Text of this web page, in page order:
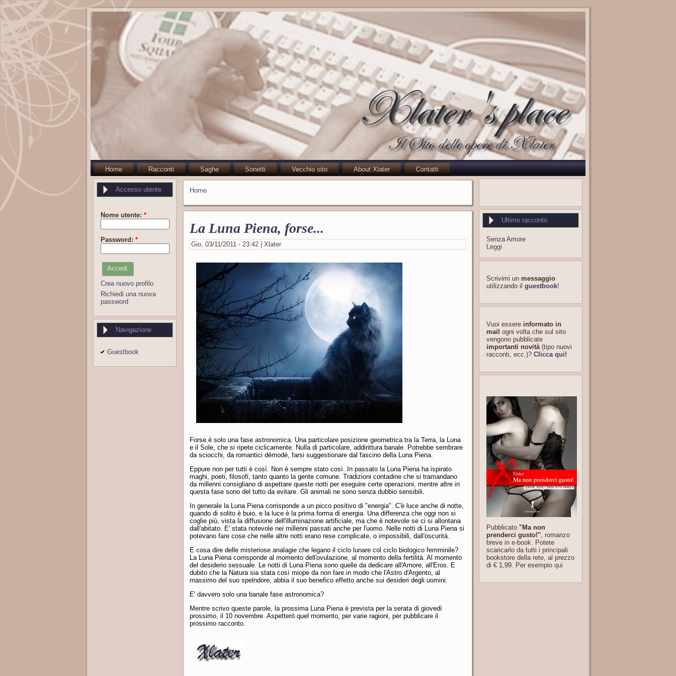
Home Racconti Saghe Sonetti Vecchio sito About Xlater Contatti
Accesso utente
Nome utente: *
Password: *
Crea nuovo profilo
Richiedi una nuova
password
Navigazione
Guestbook
Home
La Luna Piena, forse...
Gio, 03/11/2011 - 23:42 | Xlater
Forse è solo una fase astronomica. Una particolare posizione geometrica tra la Terra, la Luna
e il Sole, che si ripete ciclicamente. Nulla di particolare, addirittura banale. Potrebbe sembrare
da sciocchi, da romantici démodé, farsi suggestionare dal fascino della Luna Piena.
Eppure non per tutti è così. Non è sempre stato così. In passato la Luna Piena ha ispirato
maghi, poeti, filosofi, tanto quanto la gente comune. Tradizioni contadine che si tramandano
da millenni consigliano di aspettare queste notti per eseguire certe operazioni, mentre altre in
questa fase sono del tutto da evitare. Gli animali ne sono senza dubbio sensibili.
In generale la Luna Piena corrisponde a un picco positivo di "energia". C'è luce anche di notte,
quando di solito è buio, e la luce è la prima forma di energia. Una differenza che oggi non si
coglie più, vista la diffusione dell'illuminazione artificiale, ma che è notevole se ci si allontana
dall'abitato. E' stata notevole nei millenni passati anche per l'uomo. Nelle notti di Luna Piena si
potevano fare cose che nelle altre notti erano rese complicate, o impossibili, dall'oscurità.
E cosa dire delle misteriose analagie che legano il ciclo lunare col ciclo biologico femminile?
La Luna Piena corrisponde al momento dell'ovulazione, al momento della fertilità. Al momento
del desiderio sessuale. Le notti di Luna Piena sono quelle da dedicare all'Amore, all'Eros. E
dubito che la Natura sia stata così miope da non fare in modo che l'Astro d'Argento, al
massimo del suo spelndore, abbia il suo benefico effetto anche sui desideri degli uomini.
E' davvero solo una banale fase astronomica?
Mentre scrivo queste parole, la prossima Luna Piena è prevista per la serata di giovedì
prossimo, il 10 novembre. Aspetterò quel momento, per varie ragioni, per pubblicare il
prossimo racconto.
Ultimo racconto
Senza Amore
Leggi
Scrivimi un messaggio
utilizzando il guestbook!
Vuoi essere informato in
mail ogni volta che sul sito
vengono pubblicate
importanti novità(tipo nuovi
racconti, ecc.)? Clicca qui!
Pubblicato "Ma non
prenderci gusto!", romanzo
breve in e-book. Potete
scaricarlo da tutti i principali
bookstore della rete, al prezzo
di € 1,99. Per esempio qui